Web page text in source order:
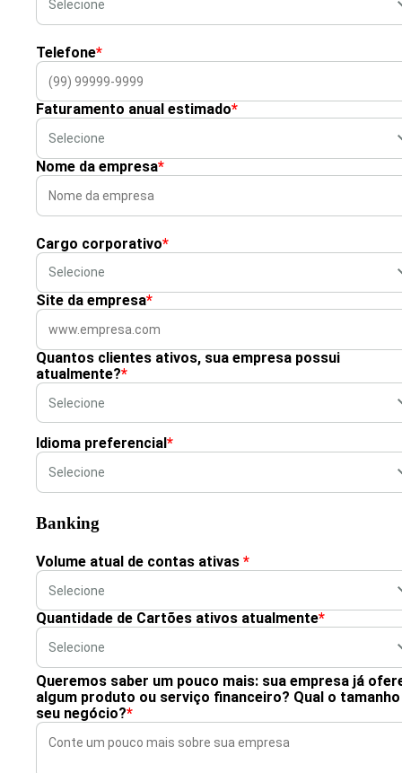
Telefone*
Faturamento anual estimado*
Nome da empresa*
Cargo corporativo*
Site da empresa*
Quantos clientes ativos, sua empresa possui
atualmente?*
Idioma preferencial *
Banking
Volume atual de contas ativas *
Quantidade de Cartões ativos atualmente*
Queremos saber um pouco mais: sua empresa já
algum produto ou serviço financeiro? Qual o
seu negócio?*